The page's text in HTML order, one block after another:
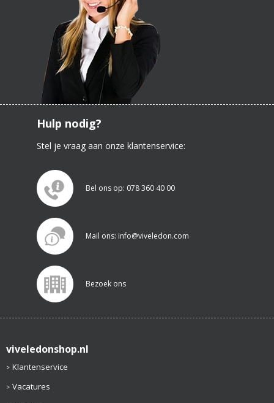
Hulp nodig?
Stel je vraag aan onze klantenservice:
Bel ons op: 078 360 40 00
Mail ons: info@viveledon.com
Bezoek ons
viveledonshop.nl
Klantenservice
Vacatures